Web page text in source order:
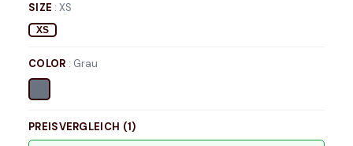
SIZE :XS
XS
COLOR : Grau
PREISVERGLEICH (1)